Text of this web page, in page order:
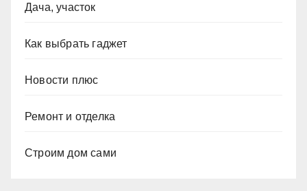
Дача, участок
Как выбрать гаджет
Новости плюс
Ремонт и отделка
Строим дом сами